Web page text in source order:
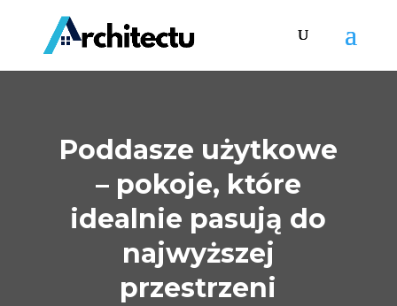
Poddasze użytkowe
– pokoje, które
idealnie pasują do
najwyższej
przestrzeni